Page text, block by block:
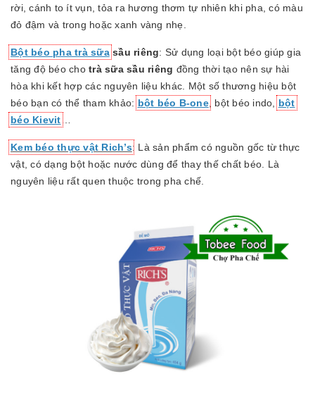
rời, cánh to ít vụn, tỏa ra hương thơm tự nhiên khi pha, có màu
đỏ đậm và trong hoặc xanh vàng nhẹ.
Bột béo pha trà sữasầu riêng: Sử dụng loại bột béo giúp gia
tăng độ béo cho trà sữa sầu riêng đồng thời tạo nên sự hài
hòa khi kết hợp các nguyên liệu khác. Một số thương hiệu bột
béo bạn có thể tham khảo:bột béo B-one, bột béo indo,bột
béo Kievit…
Kem béo thực vật Rich’s: Là sản phẩm có nguồn gốc từ thực
vật, có dạng bột hoặc nước dùng để thay thế chất béo. Là
nguyên liệu rất quen thuộc trong pha chế.